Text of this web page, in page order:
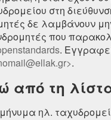
στη
δε λαμβάνουν
που
.
.
τη
ηλ.